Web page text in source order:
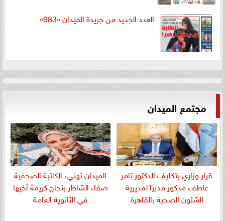
العدد الجديد من جريدة الميدان «983»
مجتمع الميدان
قرار وزاري بتكليف الدكتور تامر
عاطف مدكور مديرًا لمديرية
الشئون الصحية بالقاهرة
الميدان تهنيء الكاتبة الصحفية
صفاء الشاطر بنجاج كريمة أخيها
في الثانوية العامة